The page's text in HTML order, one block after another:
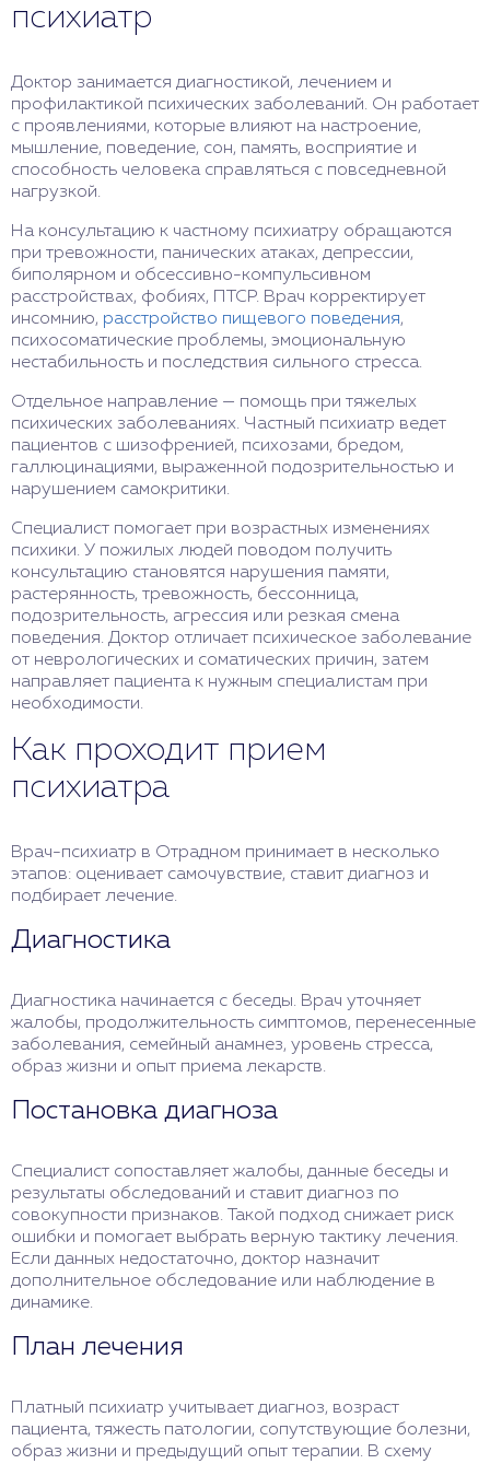
психиатр
Доктор занимается диагностикой, лечением и
профилактикой психических заболеваний. Он работает
с проявлениями, которые влияют на настроение,
мышление, поведение, сон, память, восприятие и
способность человека справляться с повседневной
нагрузкой.
На консультацию к частному психиатру обращаются
при тревожности, панических атаках, депрессии,
биполярном и обсессивно-компульсивном
расстройствах, фобиях, ПТСР. Врач корректирует
инсомнию, расстройство пищевого поведения,
психосоматические проблемы, эмоциональную
нестабильность и последствия сильного стресса.
Отдельное направление — помощь при тяжелых
психических заболеваниях. Частный психиатр ведет
пациентов с шизофренией, психозами, бредом,
галлюцинациями, выраженной подозрительностью и
нарушением самокритики.
Специалист помогает при возрастных изменениях
психики. У пожилых людей поводом получить
консультацию становятся нарушения памяти,
растерянность, тревожность, бессонница,
подозрительность, агрессия или резкая смена
поведения. Доктор отличает психическое заболевание
от неврологических и соматических причин, затем
направляет пациента к нужным специалистам при
необходимости.
Как проходит прием
психиатра
Врач-психиатр в Отрадном принимает в несколько
этапов: оценивает самочувствие, ставит диагноз и
подбирает лечение.
Диагностика
Диагностика начинается с беседы. Врач уточняет
жалобы, продолжительность симптомов, перенесенные
заболевания, семейный анамнез, уровень стресса,
образ жизни и опыт приема лекарств.
Постановка диагноза
Специалист сопоставляет жалобы, данные беседы и
результаты обследований и ставит диагноз по
совокупности признаков. Такой подход снижает риск
ошибки и помогает выбрать верную тактику лечения.
Если данных недостаточно, доктор назначит
дополнительное обследование или наблюдение в
динамике.
План лечения
Платный психиатр учитывает диагноз, возраст
пациента, тяжесть патологии, сопутствующие болезни,
образ жизни и предыдущий опыт терапии. В схему